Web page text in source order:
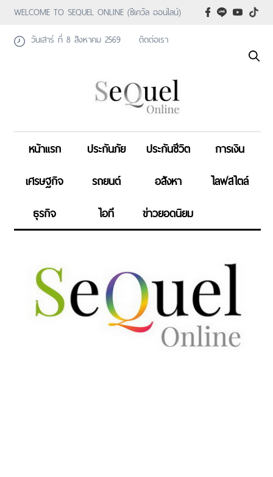
WELCOME TO SEQUEL ONLINE (ซีเคว้ล ออนไลน์)
วันเสาร์ ที่ 8 สิงหาคม 2569
ติดต่อเรา
หน้าแรก ประกันภัย ประกันชีวิต
การเงิน
เศรษฐกิจ
รถยนต์ อสังหา
ไลฟสไตล์
ธุรกิจ
ไอที ข่าวยอดนิยม